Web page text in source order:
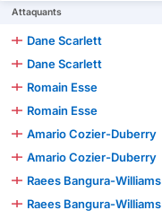
Attaquants
Dane Scarlett
Dane Scarlett
Romain Esse
Romain Esse
Amario Cozier-Duberry
Amario Cozier-Duberry
Raees Bangura-Williams
Raees Bangura-Williams